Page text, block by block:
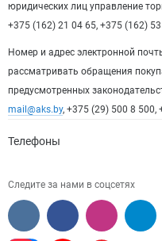
юридических лиц управление
+375 (162) 21 04 65, +375 (162)
Номер и адрес электронной
рассматривать обращения
предусмотренных
mail@aks.by, +375 (29) 500 8 500,
Телефоны
Следите за нами в соцсетях